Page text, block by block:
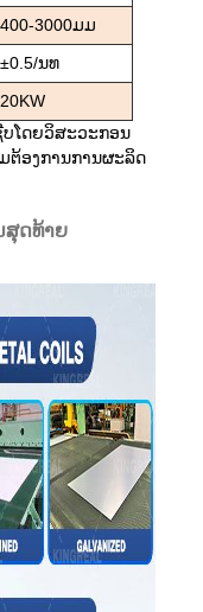
400-3000ມມ
±0.5/ນທ
20KW
ໂດຍວິສະວະກອນ
ມຕ້ອງການການຜະລິດ
ສຸດທ້າຍ